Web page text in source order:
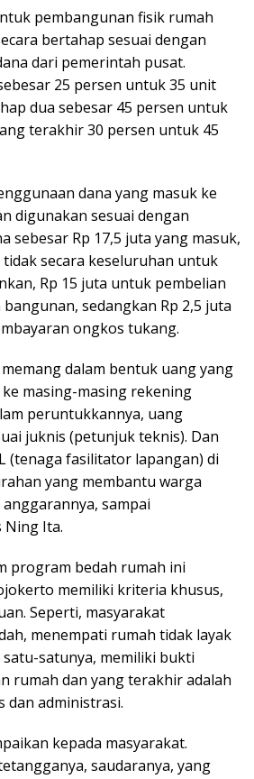
pembangunan fisik rumah
bertahap sesuai dengan
dari pemerintah pusat.
25 persen untuk 35 unit
dua sebesar 45 persen untuk
terakhir 30 persen untuk 45
dana yang masuk ke
digunakan sesuai dengan
sebesar Rp 17,5 juta yang masuk,
secara keseluruhan untuk
Rp 15 juta untuk pembelian
sedangkan Rp 2,5 juta
ongkos tukang.
dalam bentuk uang yang
masing-masing rekening
peruntukkannya, uang
juknis (petunjuk teknis). Dan
(tenaga fasilitator lapangan) di
yang membantu warga
sampai
Ning Ita.
program bedah rumah ini
memiliki kriteria khusus,
Seperti, masyarakat
menempati rumah tidak layak
satunya, memiliki bukti
rumah dan yang terakhir adalah
dan administrasi.
kepada masyarakat.
saudaranya, yang